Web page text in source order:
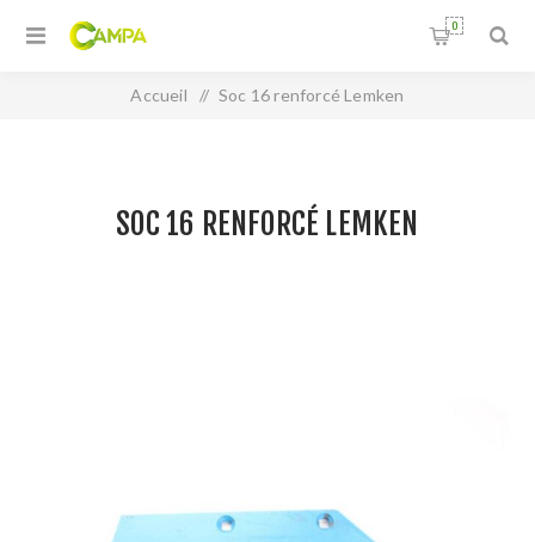
0
Accueil / Soc 16 renforcé Lemken
SOC 16 RENFORCÉ LEMKEN